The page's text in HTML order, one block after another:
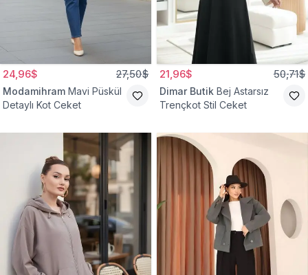
24,96$ 27,50$
Modamihram Mavi Püskül
Detaylı Kot Ceket
21,96$ 50,71$
Dimar Butik Bej Astarsız
Trençkot Stil Ceket